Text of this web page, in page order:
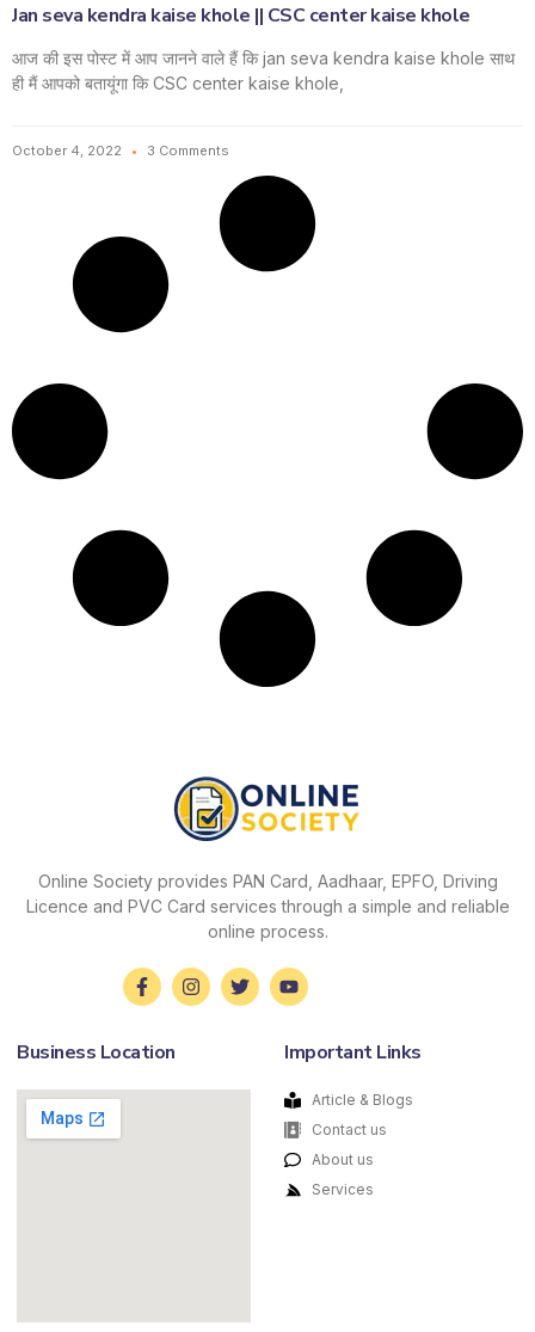
Jan seva kendra kaise khole || CSC center kaise khole
आज की इस पोस्ट में आप जानने वाले हैं कि jan seva kendra kaise khole साथ
ही मैं आपको बतायूंगा कि CSC center kaise khole,
October 4, 2022 3 Comments
Online Society provides PAN Card, Aadhaar, EPFO, Driving
Licence and PVC Card services through a simple and reliable
online process.
Business Location Important Links
Article & Blogs
Contact us
About us
Services